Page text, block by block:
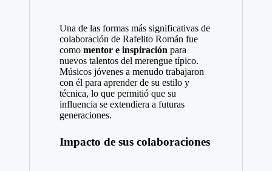
Una de las formas más significativas de
colaboración de Rafelito Román fue
como mentor e inspiraciónpara
nuevos talentos del merengue típico.
Músicos jóvenes a menudo trabajaron
con él para aprender de su estilo y
técnica, lo que permitió que su
influencia se extendiera a futuras
generaciones.
Impacto de sus colaboraciones